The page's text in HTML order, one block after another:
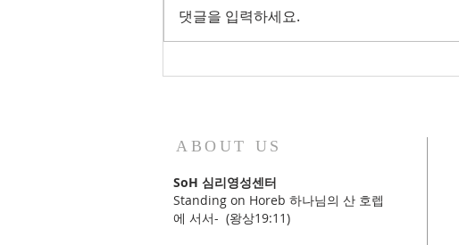
댓글을 입력하세요.
ABOUT US
SoH 심리영성센터
Standing on Horeb 하나님의 산 호렙
에 서서- (왕상19:11)